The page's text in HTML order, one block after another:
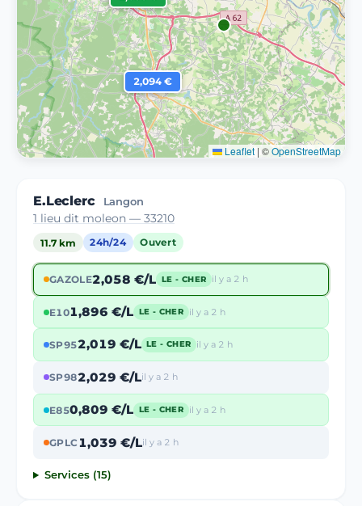
2,094 €
Leaflet | ©OpenStreetMap
E.Leclerc Langon
1 lieu dit moleon — 33210
11.7 km 24h/24 Ouvert
GAZOLE2,058 €/L LE - CHER il y a 2 h
E101,896 €/L LE - CHER il y a 2 h
SP952,019 €/L LE - CHER il y a 2 h
SP982,029 €/Lil y a 2 h
E850,809 €/L LE - CHER il y a 2 h
GPLC1,039 €/Lil y a 2 h
Services (15)